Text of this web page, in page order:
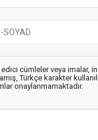
cümleler veya imalar,
Türkçe karakter
onaylanmamaktadır.